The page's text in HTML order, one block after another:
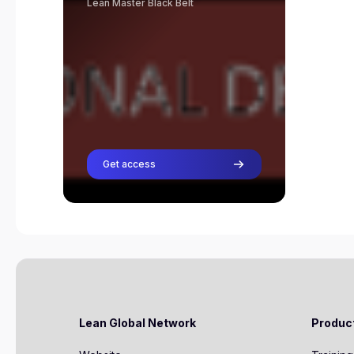
op met je trainer.
Lars Aernoudts
Teacher
Riegholt Hilbrands
Teacher
Lean Master Black Belt
Get access
Lean Global Network